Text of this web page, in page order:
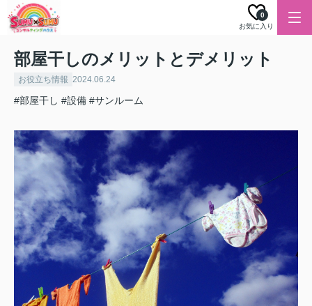
お気に入り
0
部屋干しのメリットとデメリット
お役立ち情報 2024.06.24
#部屋干し #設備 #サンルーム